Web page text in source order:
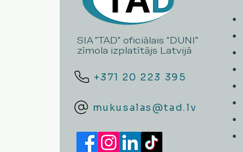
SIA "TAD" oficiālais "DUNI"
zīmola izplatītājs Latvijā
+371 20 223 395
mukusalas@tad.lv